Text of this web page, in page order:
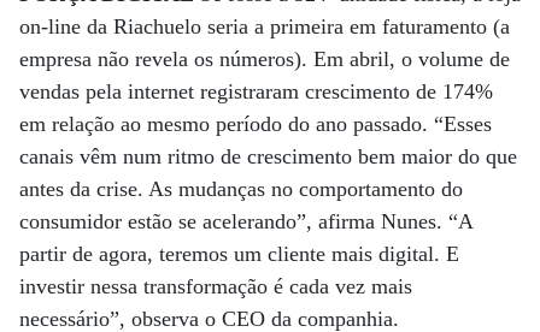
on-line da Riachuelo seria a primeira em faturamento (a
empresa não revela os números). Em abril, o volume de
vendas pela internet registraram crescimento de 174%
em relação ao mesmo período do ano passado. “Esses
canais vêm num ritmo de crescimento bem maior do que
antes da crise. As mudanças no comportamento do
consumidor estão se acelerando”, afirma Nunes. “A
partir de agora, teremos um cliente mais digital. E
investir nessa transformação é cada vez mais
necessário”, observa o CEO da companhia.